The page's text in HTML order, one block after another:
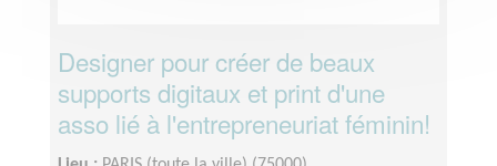
Designer pour créer de beaux
supports digitaux et print d'une
asso lié à l'entrepreneuriat féminin!